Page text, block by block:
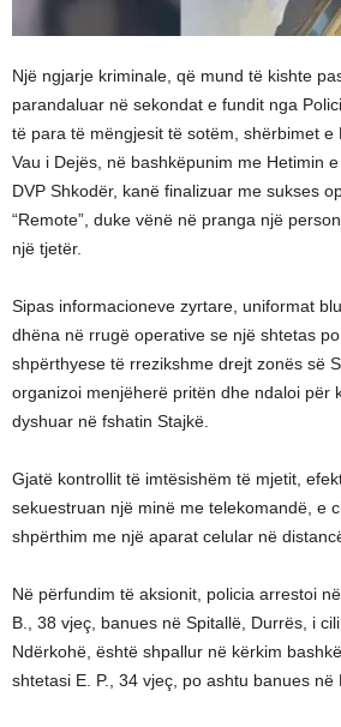
Një ngjarje kriminale, që mund të kishte
parandaluar në sekondat e fundit nga
të para të mëngjesit të sotëm, shërbimet e
Vau i Dejës, në bashkëpunim me Hetimin
DVP Shkodër, kanë finalizuar me sukses
“Remote”, duke vënë në pranga një
një tjetër.
Sipas informacioneve zyrtare, uniformat
dhëna në rrugë operative se një shtetas
shpërthyese të rrezikshme drejt zonës së
organizoi menjëherë pritën dhe ndaloi për
dyshuar në fshatin Stajkë.
Gjatë kontrollit të imtësishëm të mjetit,
sekuestruan një minë me telekomandë, e
shpërthim me një aparat celular në
Në përfundim të aksionit, policia arrestoi
B., 38 vjeç, banues në Spitallë, Durrës, i
Ndërkohë, është shpallur në kërkim
shtetasi E. P., 34 vjeç, po ashtu banues në